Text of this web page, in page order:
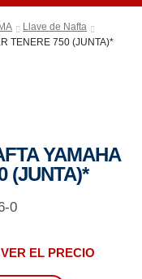
Llave de Nafta
TENERE 750 (JUNTA)*
YAMAHA
(JUNTA)*
0
EL PRECIO